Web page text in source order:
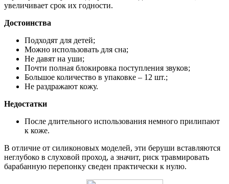
увеличивает срок их годности.
Достоинства
Подходят для детей;
Можно использовать для сна;
Не давят на уши;
Почти полная блокировка поступления звуков;
Большое количество в упаковке – 12 шт.;
Не раздражают кожу.
Недостатки
После длительного использования немного прилипают
к коже.
В отличие от силиконовых моделей, эти беруши вставляются
неглубоко в слуховой проход, а значит, риск травмировать
барабанную перепонку сведен практически к нулю.